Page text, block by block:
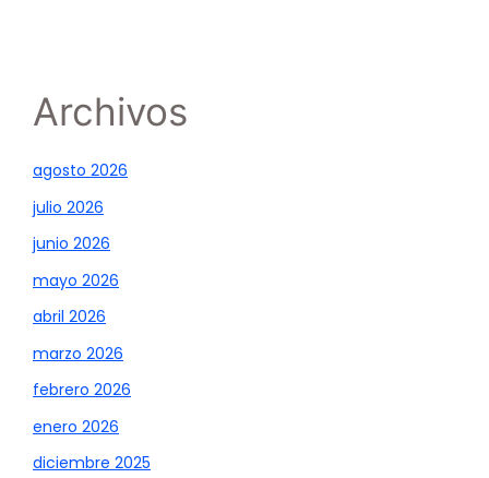
Archivos
agosto 2026
julio 2026
junio 2026
mayo 2026
abril 2026
marzo 2026
febrero 2026
enero 2026
diciembre 2025